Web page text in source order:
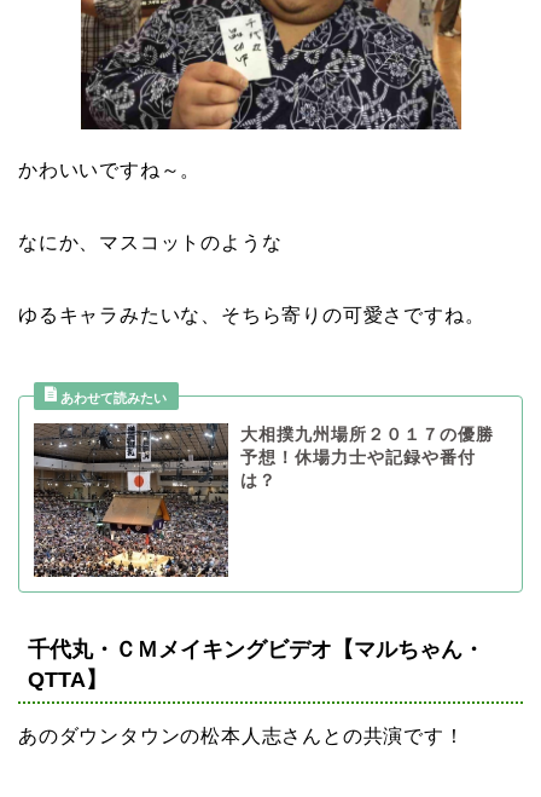
かわいいですね～。
なにか、マスコットのような
ゆるキャラみたいな、そちら寄りの可愛さですね。
大相撲九州場所２０１７の優勝
予想！休場力士や記録や番付
は？
千代丸・ＣＭメイキングビデオ【マルちゃん・
QTTA】
あのダウンタウンの松本人志さんとの共演です！